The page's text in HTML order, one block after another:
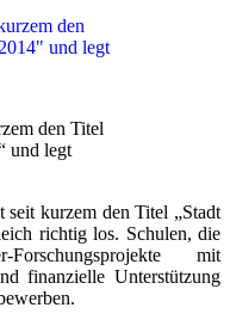
den Titel
und legt
kurzem den Titel „Stadt
richtig los. Schulen, die
mit
finanzielle Unterstützung